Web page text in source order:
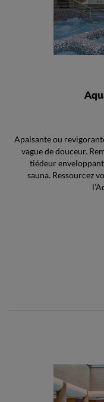
Apaisante ou
vague de douceur.
tiédeur
sauna. Ressourcez